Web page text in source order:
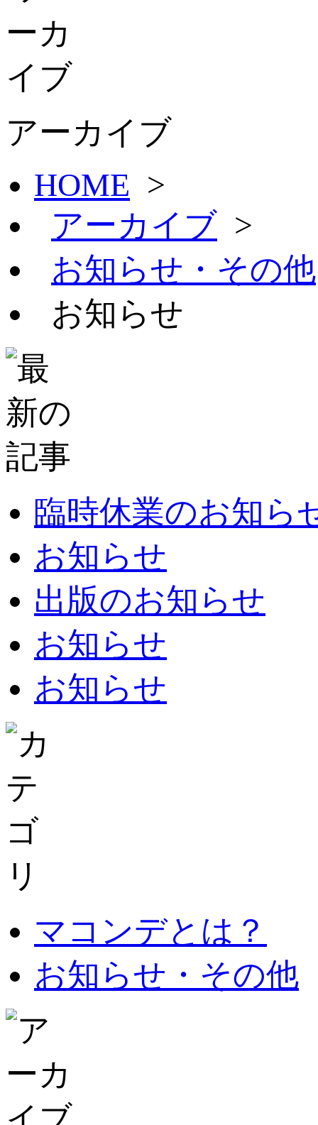
アーカイブ
HOME >
アーカイブ >
お知らせ・その他
お知らせ
臨時休業のお知ら
お知らせ
出版のお知らせ
お知らせ
お知らせ
マコンデとは？
お知らせ・その他